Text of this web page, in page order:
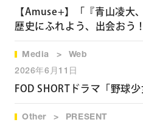
「STATION IDOL LATCH!」（
【Amuse+】「『青山凌大
歴史にふれよう、出会おう
詳細ページへ
Media
Web
2026年6月11日
FOD SHORTドラマ「野球
FOD SHORTドラマ「野球少女鷲
Other
PRESENT